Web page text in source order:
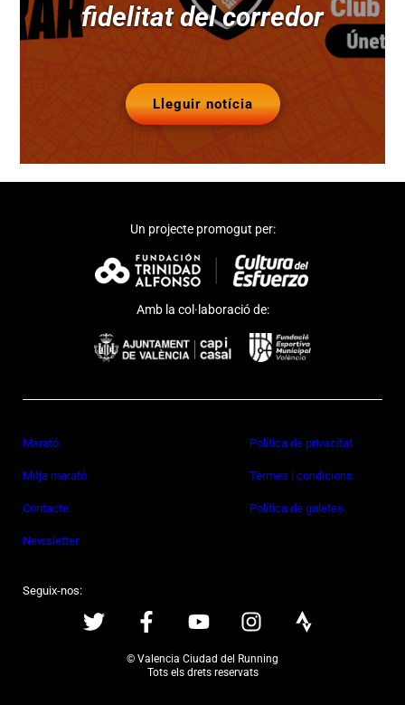
fidelitat del corredor
Lleguir notícia
Un projecte promogut per:
Amb la col·laboració de:
Marató
Mitja marató
Contacte
Newsletter
Política de privacitat
Termes i condicions
Política de galetes
Seguix-nos:
© Valencia Ciudad del Running
Tots els drets reservats